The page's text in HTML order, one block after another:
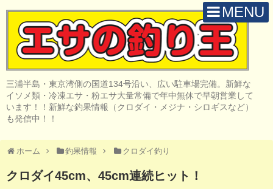
MENU
三浦半島・東京湾側の国道134号沿い、広い駐車場完備。新鮮な
イソメ類・冷凍エサ・粉エサ大量常備で年中無休で早朝営業して
います！！新鮮な釣果情報（クロダイ・メジナ・シロギスなど）
も発信中！！
ホーム 釣果情報 クロダイ釣り
クロダイ45cm、45cm連続ヒット！
H O M E
取 扱 商 品
釣 果 情 報